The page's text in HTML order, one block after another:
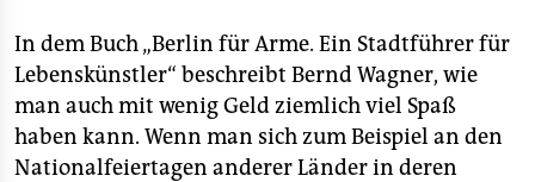
In dem Buch „Berlin für Arme. Ein Stadtführer für
Lebenskünstler“ beschreibt Bernd Wagner, wie
man auch mit wenig Geld ziemlich viel Spaß
haben kann. Wenn man sich zum Beispiel an den
Nationalfeiertagen anderer Länder in deren